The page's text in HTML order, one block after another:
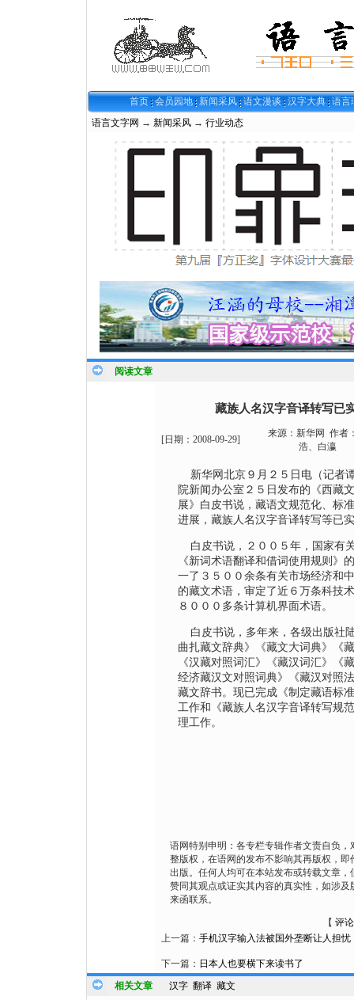
首页 会员园地 新闻采风 语文漫谈 汉字大典 语言
语言文字网 → 新闻采风 → 行业动态
阅读文章
藏族人名汉字音译转写已
[日期： 2008-09-29]
来源： 新华网 作者
浩、白瀛
新华网北京９月２５日电（记者
院新闻办公室２５日发布的《西藏
展》白皮书说，藏语文规范化、标
进展，藏族人名汉字音译转写等已
白皮书说，２００５年，国家有
《新词术语翻译和借词使用规则》
一了３５００余条有关市场经济和
的藏文术语，审定了近６万条科技
８０００多条计算机界面术语。
白皮书说，多年来，各级出版社
曲扎藏文辞典》《藏文大词典》《
《汉藏对照词汇》《藏汉词汇》《
经济藏汉文对照词典》《藏汉对照
藏文辞书。现已完成《制定藏语标
工作和《藏族人名汉字音译转写规
理工作。
语网特别申明：各专栏专辑作者文责自负，
整版权，在语网的发布不影响其再版权，即
出版。任何人均可在本站发布或转载文章，
赞同其观点或证实其内容的真实性，如涉及
来函联系。
【 评论
上一篇： 手机汉字输入法被国外垄断让人担忧
下一篇： 日本人也要横下来读书了
相关文章
汉字 翻译 藏文